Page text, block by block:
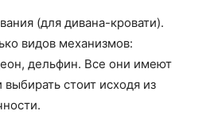
(для дивана-кровати).
видов механизмов:
дельфин. Все они имеют
стоит исходя из